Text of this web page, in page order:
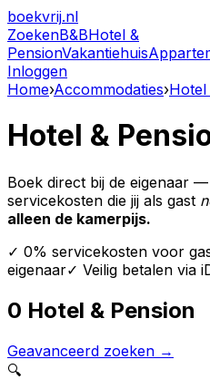
boekvrij.nl
ZoekenB&BHotel &
PensionVakantiehuis
Inloggen
Home›Accommodaties›Hotel
Hotel &
Boek direct bij de eigenaar
servicekosten die jij als gast
alleen de kamerpijs.
✓ 0% servicekosten voor
eigenaar✓ Veilig betalen via
0 Hotel & Pension
Geavanceerd zoeken →
🔍